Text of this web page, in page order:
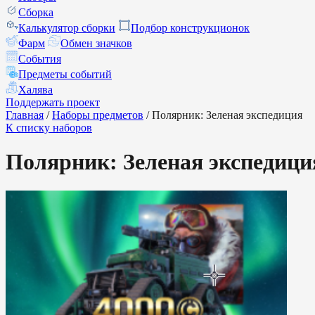
Сборка
Калькулятор сборки
Подбор конструкционок
Фарм
Обмен значков
События
Предметы событий
Халява
Поддержать проект
Главная / Наборы предметов / Полярник: Зеленая экспедиция
К списку наборов
Полярник: Зеленая